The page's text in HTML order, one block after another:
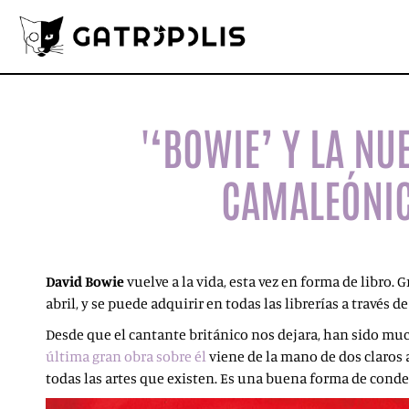
'‘BOWIE’ Y LA
David Bowievuelve a la vida, esta vez en forma de libro.
abril, y se puede adquirir en todas las librerías a través
Desde que el cantante británico nos dejara, han sido
última gran obra sobre élviene de la mano de dos
todas las artes que existen. Es una buena forma de